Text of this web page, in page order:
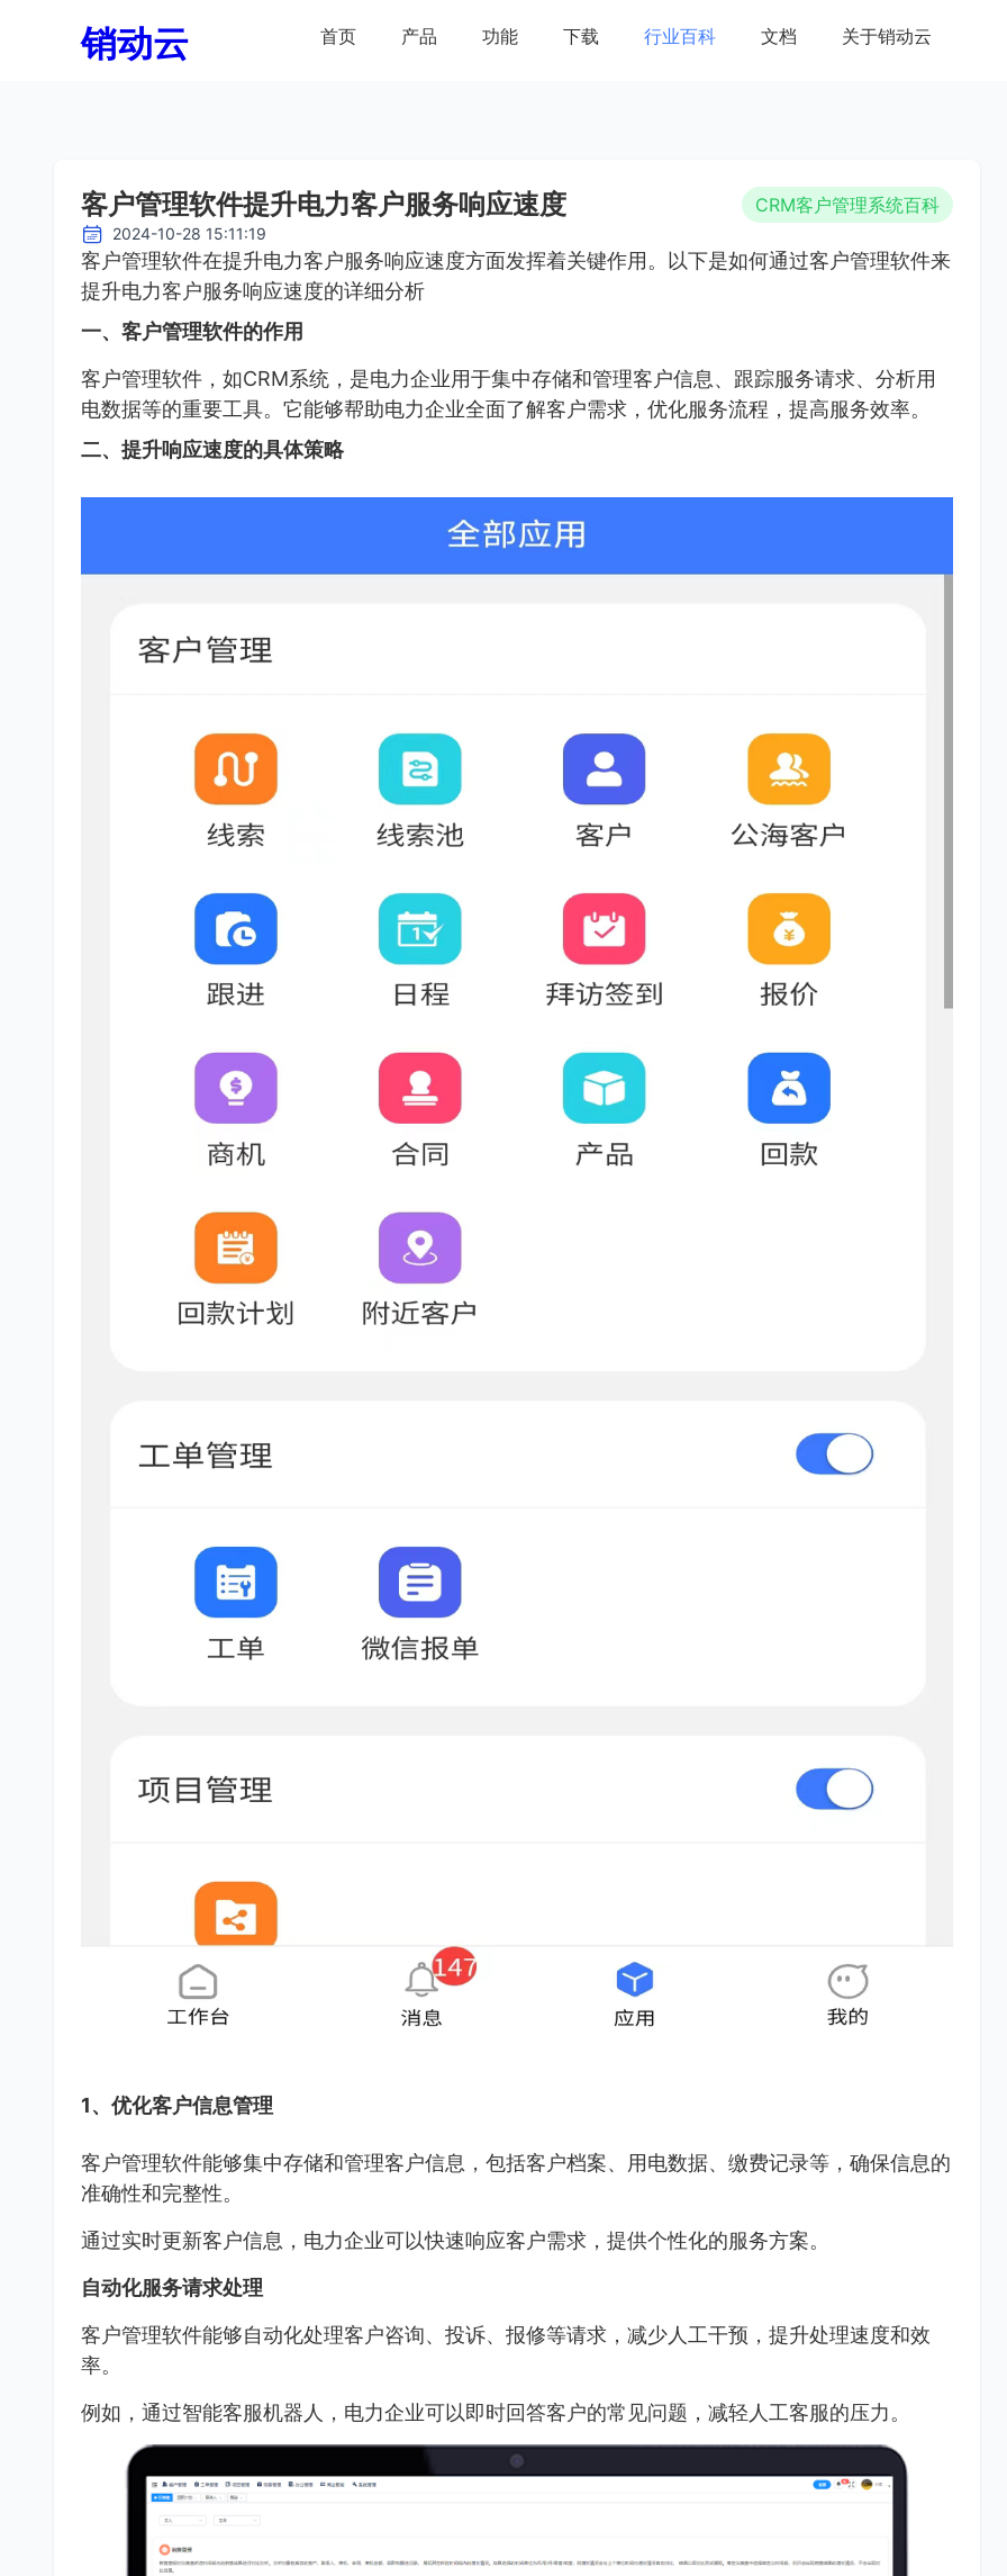
销动云 首页 产品 功能 下载 行业百科 文档 关于销动云
客户管理软件提升电力客户服务响应速度 CRM客户管理系统百科
2024-10-28 15:11:19
客户管理软件在提升电力客户服务响应速度方面发挥着关键作用。以下是如何通过客户管理软件来
提升电力客户服务响应速度的详细分析
一、客户管理软件的作用
客户管理软件，如CRM系统，是电力企业用于集中存储和管理客户信息、跟踪服务请求、分析用
电数据等的重要工具。它能够帮助电力企业全面了解客户需求，优化服务流程，提高服务效率。
二、提升响应速度的具体策略
1、优化客户信息管理
客户管理软件能够集中存储和管理客户信息，包括客户档案、用电数据、缴费记录等，确保信息的
准确性和完整性。
通过实时更新客户信息，电力企业可以快速响应客户需求，提供个性化的服务方案。
自动化服务请求处理
客户管理软件能够自动化处理客户咨询、投诉、报修等请求，减少人工干预，提升处理速度和效
率。
例如，通过智能客服机器人，电力企业可以即时回答客户的常见问题，减轻人工客服的压力。